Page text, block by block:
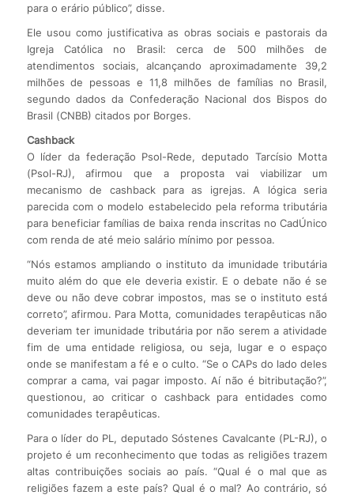
para o erário público”, disse.
Ele usou como justificativa as obras sociais e pastorais da
Igreja Católica no Brasil: cerca de 500 milhões de
atendimentos sociais, alcançando aproximadamente 39,2
milhões de pessoas e 11,8 milhões de famílias no Brasil,
segundo dados da Confederação Nacional dos Bispos do
Brasil (CNBB) citados por Borges.
Cashback
O líder da federação Psol-Rede, deputado Tarcísio Motta
(Psol-RJ), afirmou que a proposta vai viabilizar um
mecanismo de cashback para as igrejas. A lógica seria
parecida com o modelo estabelecido pela reforma tributária
para beneficiar famílias de baixa renda inscritas no CadÚnico
com renda de até meio salário mínimo por pessoa.
“Nós estamos ampliando o instituto da imunidade tributária
muito além do que ele deveria existir. E o debate não é se
deve ou não deve cobrar impostos, mas se o instituto está
correto”, afirmou. Para Motta, comunidades terapêuticas não
deveriam ter imunidade tributária por não serem a atividade
fim de uma entidade religiosa, ou seja, lugar e o espaço
onde se manifestam a fé e o culto. “Se o CAPs do lado deles
comprar a cama, vai pagar imposto. Aí não é bitributação?”,
questionou, ao criticar o cashback para entidades como
comunidades terapêuticas.
Para o líder do PL, deputado Sóstenes Cavalcante (PL-RJ), o
projeto é um reconhecimento que todas as religiões trazem
altas contribuições sociais ao país. “Qual é o mal que as
religiões fazem a este país? Qual é o mal? Ao contrário, só